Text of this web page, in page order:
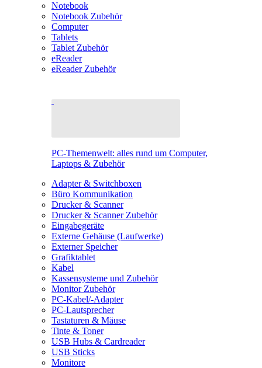
Notebook
Notebook Zubehör
Computer
Tablets
Tablet Zubehör
eReader
eReader Zubehör
PC-Themenwelt: alles rund um Computer,
Laptops & Zubehör
Adapter & Switchboxen
Büro Kommunikation
Drucker & Scanner
Drucker & Scanner Zubehör
Eingabegeräte
Externe Gehäuse (Laufwerke)
Externer Speicher
Grafiktablet
Kabel
Kassensysteme und Zubehör
Monitor Zubehör
PC-Kabel/-Adapter
PC-Lautsprecher
Tastaturen & Mäuse
Tinte & Toner
USB Hubs & Cardreader
USB Sticks
Monitore